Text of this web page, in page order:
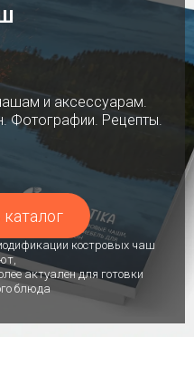
и аксессуарам.
Фотографии. Рецепты.
костровых чаш
актуален для готовки
блюда